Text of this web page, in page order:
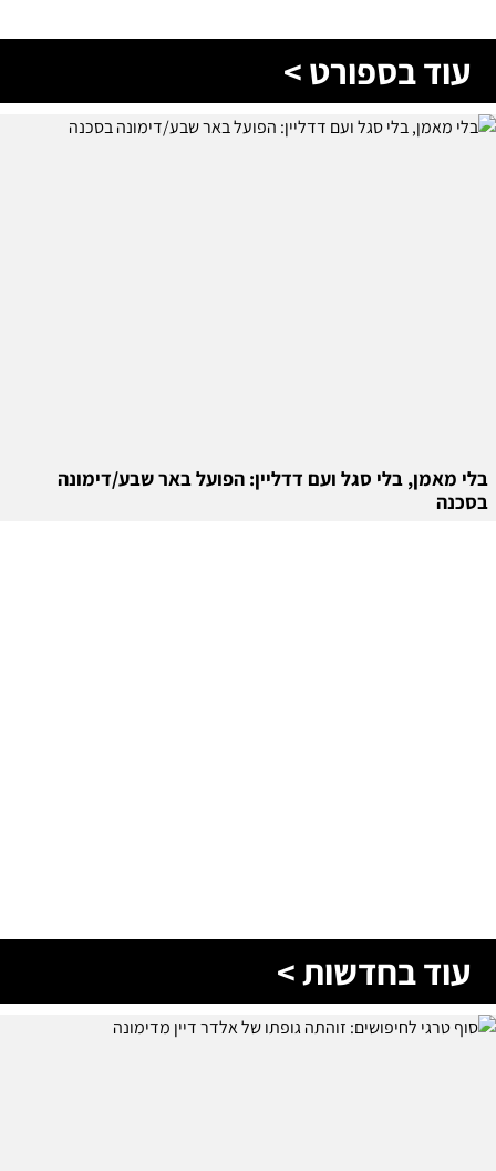
עוד בספורט >
בלי מאמן, בלי סגל ועם דדליין: הפועל באר שבע/דימונה
בסכנה
עוד בחדשות >